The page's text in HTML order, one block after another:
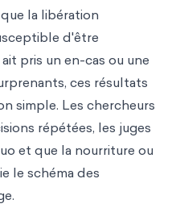
la libération
d'être
pris un en-cas ou une
ces résultats
simple. Les chercheurs
répétées, les juges
et que la nourriture ou
le schéma des